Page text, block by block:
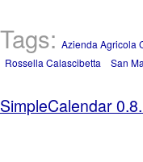
Tags: Azienda Agricola
Rossella Calascibetta
San
SimpleCalendar